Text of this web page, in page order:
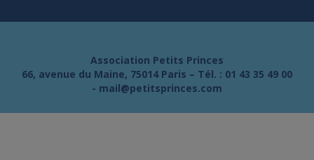
Association Petits Princes
66, avenue du Maine, 75014 Paris – Tél. : 01 43 35 49 00
- mail@petitsprinces.com